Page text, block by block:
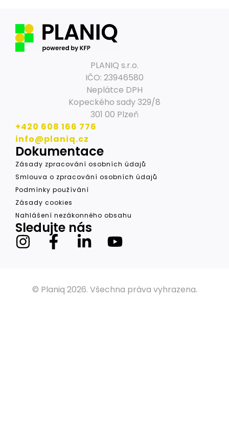
PLANIQ s.r.o.
IČO: 23946580
Neplátce DPH
Kopeckého sady 329/8
301 00 Plzeň
+420 608 166 776
info@planiq.cz
Dokumentace
Zásady zpracování osobních údajů
Smlouva o zpracování osobních údajů
Podmínky používání
Zásady cookies
Nahlášení nezákonného obsahu
Sledujte nás
© Planiq 2026. Všechna práva vyhrazena.